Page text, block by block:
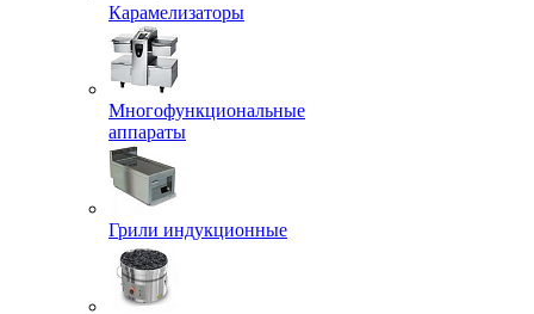
Карамелизаторы
Многофункциональные
аппараты
Грили индукционные